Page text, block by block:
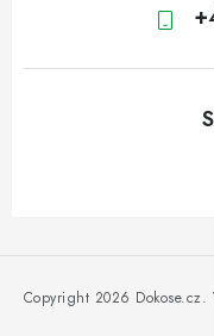
Copyright 2026 Dokose.cz.